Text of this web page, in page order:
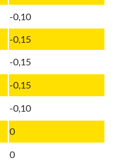
-0,10
-0,15
-0,15
-0,15
-0,10
0
0